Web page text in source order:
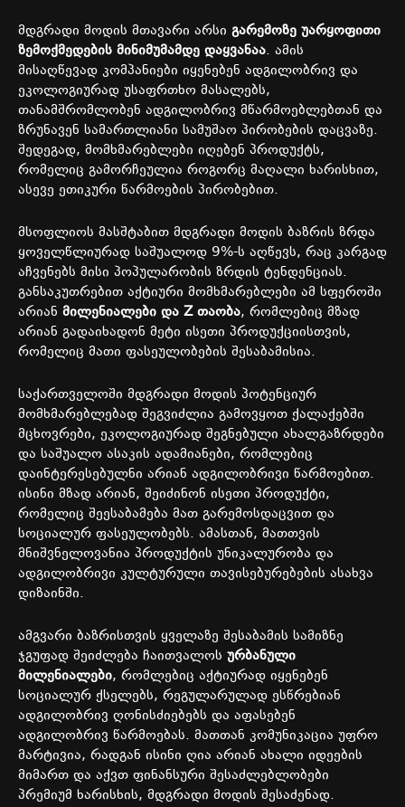
მდგრადი მოდის მთავარი არსი გარემოზე უარყოფითი
ზემოქმედების მინიმუმამდე დაყვანაა. ამის
მისაღწევად კომპანიები იყენებენ ადგილობრივ და
ეკოლოგიურად უსაფრთხო მასალებს,
თანამშრომლობენ ადგილობრივ მწარმოებლებთან და
ზრუნავენ სამართლიანი სამუშაო პირობების დაცვაზე.
შედეგად, მომხმარებლები იღებენ პროდუქტს,
რომელიც გამორჩეულია როგორც მაღალი ხარისხით,
ასევე ეთიკური წარმოების პირობებით.
მსოფლიოს მასშტაბით მდგრადი მოდის ბაზრის ზრდა
ყოველწლიურად საშუალოდ 9%-ს აღწევს, რაც კარგად
აჩვენებს მისი პოპულარობის ზრდის ტენდენციას.
განსაკუთრებით აქტიური მომხმარებლები ამ სფეროში
არიან მილენიალები და Z თაობა, რომლებიც მზად
არიან გადაიხადონ მეტი ისეთი პროდუქციისთვის,
რომელიც მათი ფასეულობების შესაბამისია.
საქართველოში მდგრადი მოდის პოტენციურ
მომხმარებლებად შეგვიძლია გამოვყოთ ქალაქებში
მცხოვრები, ეკოლოგიურად შეგნებული ახალგაზრდები
და საშუალო ასაკის ადამიანები, რომლებიც
დაინტერესებულნი არიან ადგილობრივი წარმოებით.
ისინი მზად არიან, შეიძინონ ისეთი პროდუქტი,
რომელიც შეესაბამება მათ გარემოსდაცვით და
სოციალურ ფასეულობებს. ამასთან, მათთვის
მნიშვნელოვანია პროდუქტის უნიკალურობა და
ადგილობრივი კულტურული თავისებურებების ასახვა
დიზაინში.
ამგვარი ბაზრისთვის ყველაზე შესაბამის სამიზნე
ჯგუფად შეიძლება ჩაითვალოს ურბანული
მილენიალები, რომლებიც აქტიურად იყენებენ
სოციალურ ქსელებს, რეგულარულად ესწრებიან
ადგილობრივ ღონისძიებებს და აფასებენ
ადგილობრივ წარმოებას. მათთან კომუნიკაცია უფრო
მარტივია, რადგან ისინი ღია არიან ახალი იდეების
მიმართ და აქვთ ფინანსური შესაძლებლობები
პრემიუმ ხარისხის, მდგრადი მოდის შესაძენად.